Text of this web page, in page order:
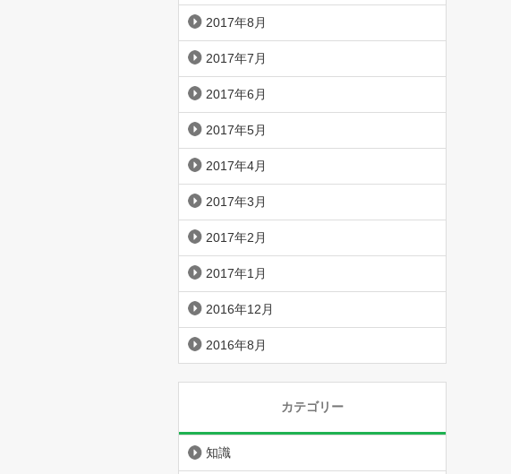
2017年8月
2017年7月
2017年6月
2017年5月
2017年4月
2017年3月
2017年2月
2017年1月
2016年12月
2016年8月
カテゴリー
知識